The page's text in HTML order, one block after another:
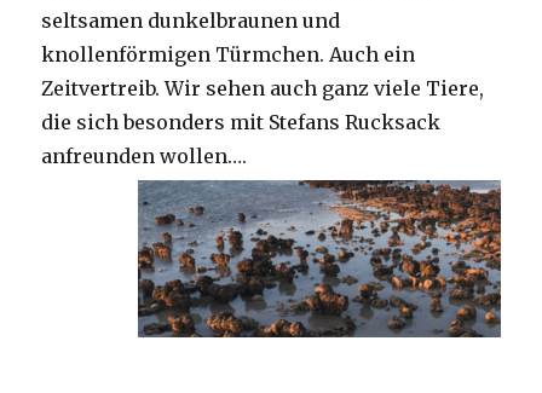
seltsamen dunkelbraunen und
knollenförmigen Türmchen. Auch ein
Zeitvertreib. Wir sehen auch ganz viele Tiere,
die sich besonders mit Stefans Rucksack
anfreunden wollen….